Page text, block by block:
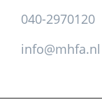
040-2970120
info@mhfa.nl